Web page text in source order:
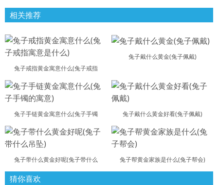
相关推荐
兔子戒指黄金寓意什么(兔子戒指
兔子戴什么黄金(兔子佩戴)
兔子手链黄金寓意什么(兔子手镯 兔子戴什么黄金好看(兔子佩戴)
兔子带什么黄金好呢(兔子带什么 兔子帮黄金家族是什么(兔子帮会)
猜你喜欢